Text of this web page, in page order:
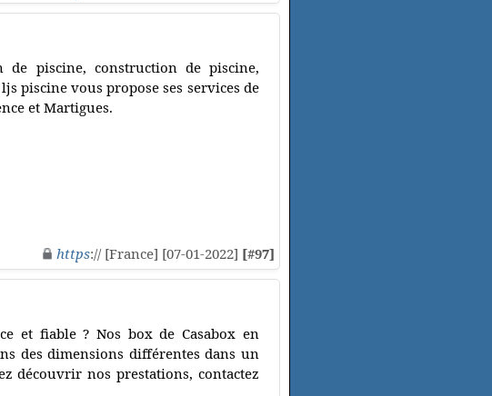
de piscine, construction de piscine,
piscine vous propose ses services de
et Martigues.
https:// [France] [07-01-2022] [#97]
et fiable ? Nos box de Casabox en
des dimensions différentes dans un
découvrir nos prestations, contactez